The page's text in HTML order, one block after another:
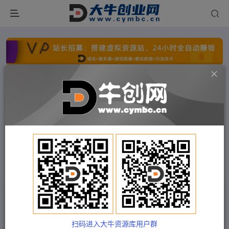
点击开通分站+ 每日收入300+
文字广告火爆招租 文字广告火爆招租
文字广告火爆招租
文字广告火爆招租 文字广告火爆招租
付费项目 福缘网 正文
拼多多直通车打法，核心策略，ocpx&全站打法
Train03
关注
扫码进入大牛资源库用户群